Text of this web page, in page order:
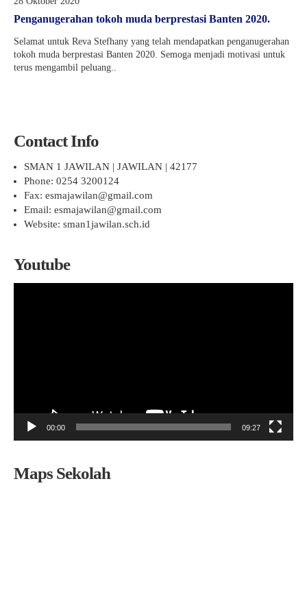
KEAMANAN
KANTIN
SENI
TAEKWONDO
KARATE
BASKET
FUTSAL
KIrSTIK (Karya Ilmiah Remaja dan Jurnalistik)
HASIL SELEKSI AFIRMASI
PENDAFTARAN SPMB JALUR PRESTASI AKADEMIK
HASIL SELEKSI PRESTASI AKADEMIK
JUKNIS SPMB 2026
STPJM SPMB 2026
Penganugerahan tokoh muda berprestasi Banten 2020.
Selamat untuk Reva Stefhany yang telah mendapatkan penganugerahan
tokoh muda berprestasi Banten 2020. Semoga menjadi motivasi untuk
terus mengambil peluang..
Contact Info
SMAN 1 JAWILAN | JAWILAN | 42177
Phone: 0254 3200124
Fax: esmajawilan@gmail.com
Email: esmajawilan@gmail.com
Website: sman1jawilan.sch.id
Youtube
00:00 09:27
Maps Sekolah